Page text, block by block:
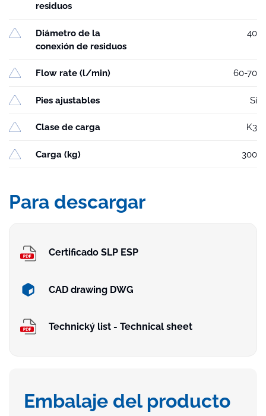
residuos
Diámetro de la
conexión de residuos
40
Flow rate (l/min) 60-70
Pies ajustables Sí
Clase de carga K3
Carga (kg) 300
Para descargar
Certificado SLP ESP
CAD drawing DWG
Technický list - Technical sheet
Embalaje del producto